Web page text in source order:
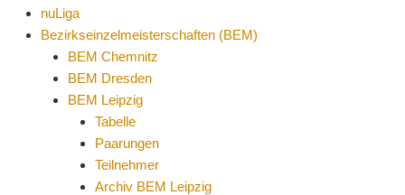
nuLiga
Bezirkseinzelmeisterschaften (BEM)
BEM Chemnitz
BEM Dresden
BEM Leipzig
Tabelle
Paarungen
Teilnehmer
Archiv BEM Leipzig